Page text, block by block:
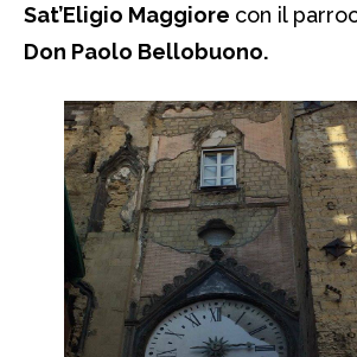
Sat’Eligio Maggiore con il
Don Paolo Bellobuono.